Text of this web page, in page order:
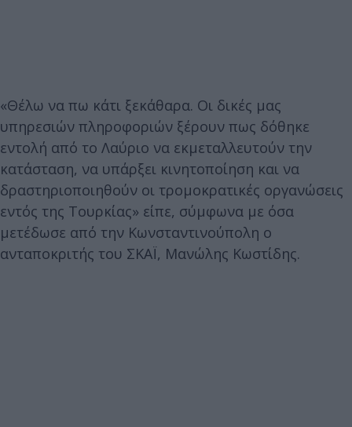
«Θέλω να πω κάτι ξεκάθαρα. Οι δικές μας
υπηρεσιών πληροφοριών ξέρουν πως δόθηκε
εντολή από το Λαύριο να εκμεταλλευτούν την
κατάσταση, να υπάρξει κινητοποίηση και να
δραστηριοποιηθούν οι τρομοκρατικές οργανώσεις
εντός της Τουρκίας» είπε, σύμφωνα με όσα
μετέδωσε από την Κωνσταντινούπολη ο
ανταποκριτής του ΣΚΑΪ, Μανώλης Κωστίδης.